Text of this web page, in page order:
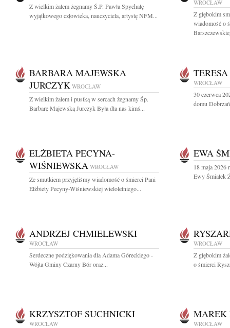
Z wielkim żalem żegnamy Ś.P. Pawła Spychałę
wyjątkowego człowieka, nauczyciela, artystę NFM...
WROCŁAW
Z głębokim
wiadomość o
BARBARA MAJEWSKA
JURCZYK WROCŁAW
Z wielkim żalem i pustką w sercach żegnamy Śp.
Barbarę Majewską Jurczyk Była dla nas kimś...
WROCŁAW
30 czerwca
domu
ELŻBIETA PECYNA-
WIŚNIEWSKA WROCŁAW
Ze smutkiem przyjęliśmy wiadomość o śmierci Pani
Elżbiety Pecyny-Wiśniewskiej wieloletniego...
EWA
18 maja 2026
Ewy Śmiałek
ANDRZEJ CHMIELEWSKI
WROCŁAW
Serdeczne podziękowania dla Adama Góreckiego -
Wójta Gminy Czarny Bór oraz...
WROCŁAW
Z głębokim
o śmierci
KRZYSZTOF SUCHNICKI
WROCŁAW
MAREK
WROCŁAW